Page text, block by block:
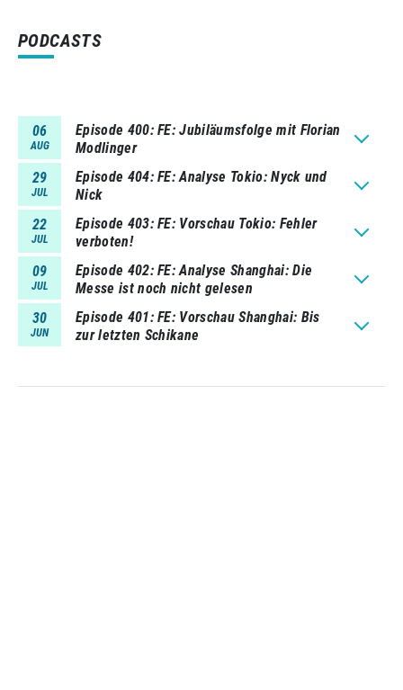
PODCASTS
06
AUG
Episode 400 FE: Jubiläumsfolge mit Florian
Modlinger
29
JUL
Episode 404 FE: Analyse Tokio: Nyck und
Nick
22
JUL
Episode 403 FE: Vorschau Tokio: Fehler
verboten!
09
JUL
Episode 402 FE: Analyse Shanghai: Die
Messe ist noch nicht gelesen
30
JUN
Episode 401 FE: Vorschau Shanghai: Bis
zur letzten Schikane